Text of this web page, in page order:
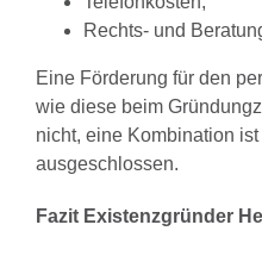
Rechts- und
Eine Förderung für den
wie diese beim
nicht, eine Kombination
ausgeschlossen.
Fazit Existenzgründer